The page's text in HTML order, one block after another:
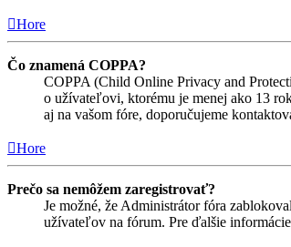
Hore
Čo znamená COPPA?
COPPA (Child Online Privacy and
o užívateľovi, ktorému je menej ako 13
aj na vašom fóre, doporučujeme
Hore
Prečo sa nemôžem zaregistrovať?
Je možné, že Administrátor fóra
užívateľov na fórum. Pre ďalšie